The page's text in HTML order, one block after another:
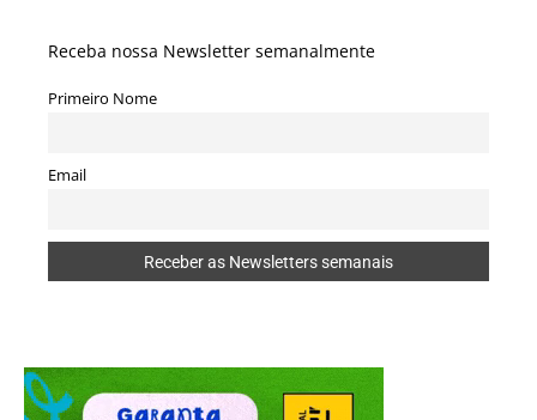
Receba nossa Newsletter semanalmente
Primeiro Nome
Email